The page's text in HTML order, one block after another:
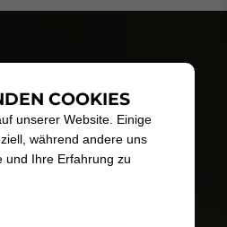
COOKIES
unserer Website. Einige
während andere uns
und Ihre Erfahrung zu